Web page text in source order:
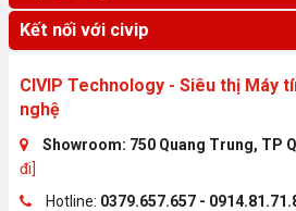
Kết nối với civip
CIVIP Technology - Siêu thị Máy
nghệ
Showroom: 750 Quang Trung, TP
đi]
Hotline: 0379.657.657 -